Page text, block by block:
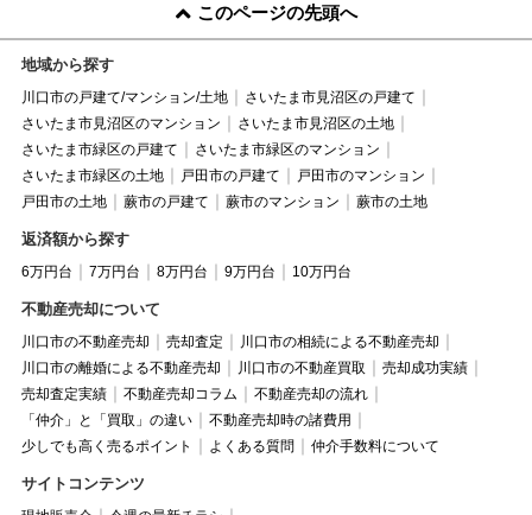
このページの先頭へ
地域から探す
川口市の戸建て/マンション/土地
さいたま市見沼区の戸建て
さいたま市見沼区のマンション
さいたま市見沼区の土地
さいたま市緑区の戸建て
さいたま市緑区のマンション
さいたま市緑区の土地
戸田市の戸建て
戸田市のマンション
戸田市の土地
蕨市の戸建て 蕨市のマンション 蕨市の土地
返済額から探す
6万円台 7万円台 8万円台 9万円台 10万円台
不動産売却について
川口市の不動産売却 売却査定
川口市の相続による不動産売却
川口市の離婚による不動産売却
川口市の不動産買取
売却成功実績
売却査定実績
不動産売却コラム
不動産売却の流れ
「仲介」と「買取」の違い
不動産売却時の諸費用
少しでも高く売るポイント
よくある質問 仲介手数料について
サイトコンテンツ